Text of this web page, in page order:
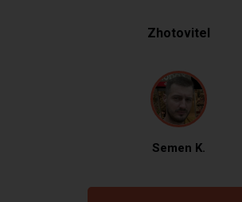
Zhotovitel
Semen K.